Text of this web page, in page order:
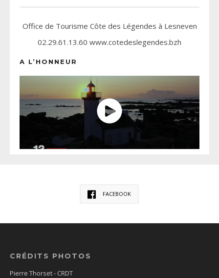
Office de Tourisme Côte des Légendes à Lesneven
02.29.61.13.60 www.cotedeslegendes.bzh
A L’HONNEUR
FACEBOOK
CRÉDITS PHOTOS
Pierre Thorset - CRDT